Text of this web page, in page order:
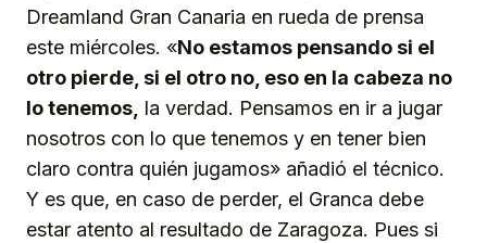
Dreamland Gran Canaria en rueda de prensa
este miércoles. «No estamos pensando si el
otro pierde, si el otro no, eso en la cabeza no
lo tenemos, la verdad. Pensamos en ir a jugar
nosotros con lo que tenemos y en tener bien
claro contra quién jugamos» añadió el técnico.
Y es que, en caso de perder, el Granca debe
estar atento al resultado de Zaragoza. Pues si